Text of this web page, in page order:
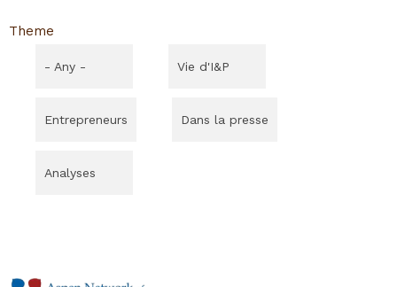
Theme
- Any - Vie d'I&P
Entrepreneurs Dans la presse
Analyses